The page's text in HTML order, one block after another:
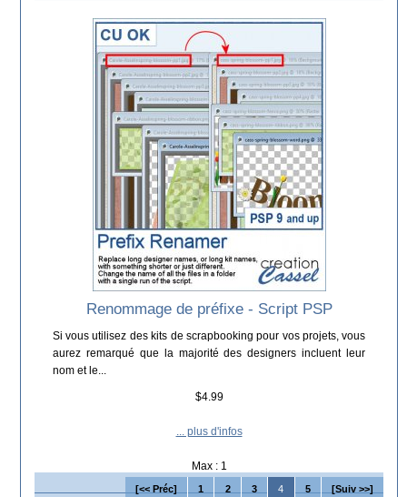
Renommage de préfixe - Script PSP
Si vous utilisez des kits de scrapbooking pour vos projets, vous
aurez remarqué que la majorité des designers incluent leur
nom et le...
$4.99
... plus d'infos
Max : 1
[<< Préc] 1 2 3 4 5 [Suiv >>]